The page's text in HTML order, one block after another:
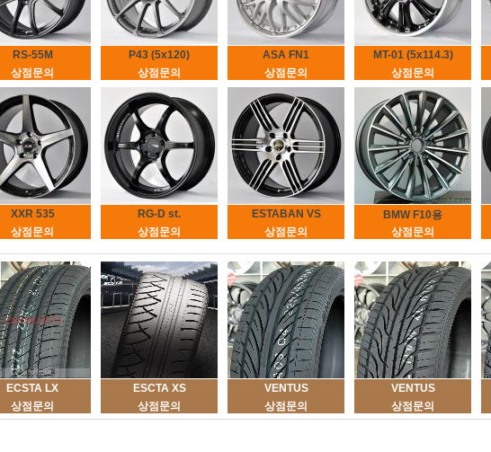
RS-55M
상점문의
P43 (5x120)
상점문의
ASA FN1
상점문의
MT-01 (5x114.3)
상점문의
XXR 535
상점문의
RG-D st.
상점문의
ESTABAN VS
상점문의
BMW F10용
상점문의
ECSTA LX
상점문의
ESCTA XS
상점문의
VENTUS
상점문의
VENTUS
상점문의